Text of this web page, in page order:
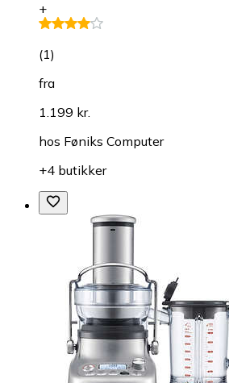
+
(1)
fra
1.199 kr.
hos Føniks Computer
+4 butikker